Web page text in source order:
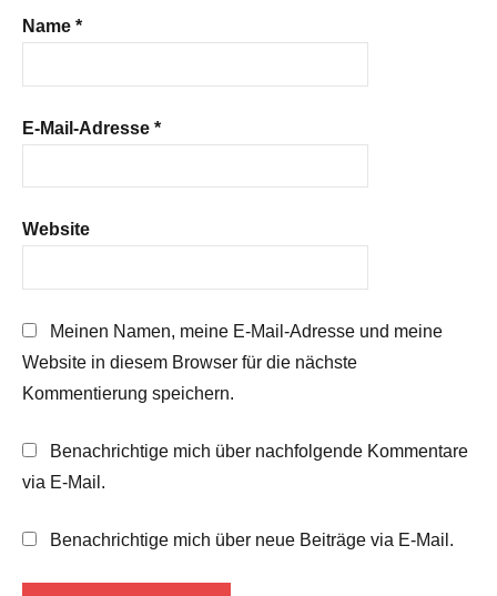
Name *
E-Mail-Adresse *
Website
Meinen Namen, meine E-Mail-Adresse und meine
Website in diesem Browser für die nächste
Kommentierung speichern.
Benachrichtige mich über nachfolgende Kommentare
via E-Mail.
Benachrichtige mich über neue Beiträge via E-Mail.